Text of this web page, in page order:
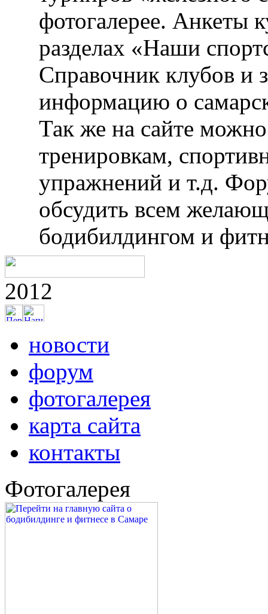
фотогалерее. Анкеты
разделах «Наши
Справочник клубов и
информацию о
Так же на сайте
тренировкам,
упражнений и т.д.
обсудить всем
бодибилдингом и
2012
новости
форум
фотогалерея
карта сайта
контакты
Фотогалерея